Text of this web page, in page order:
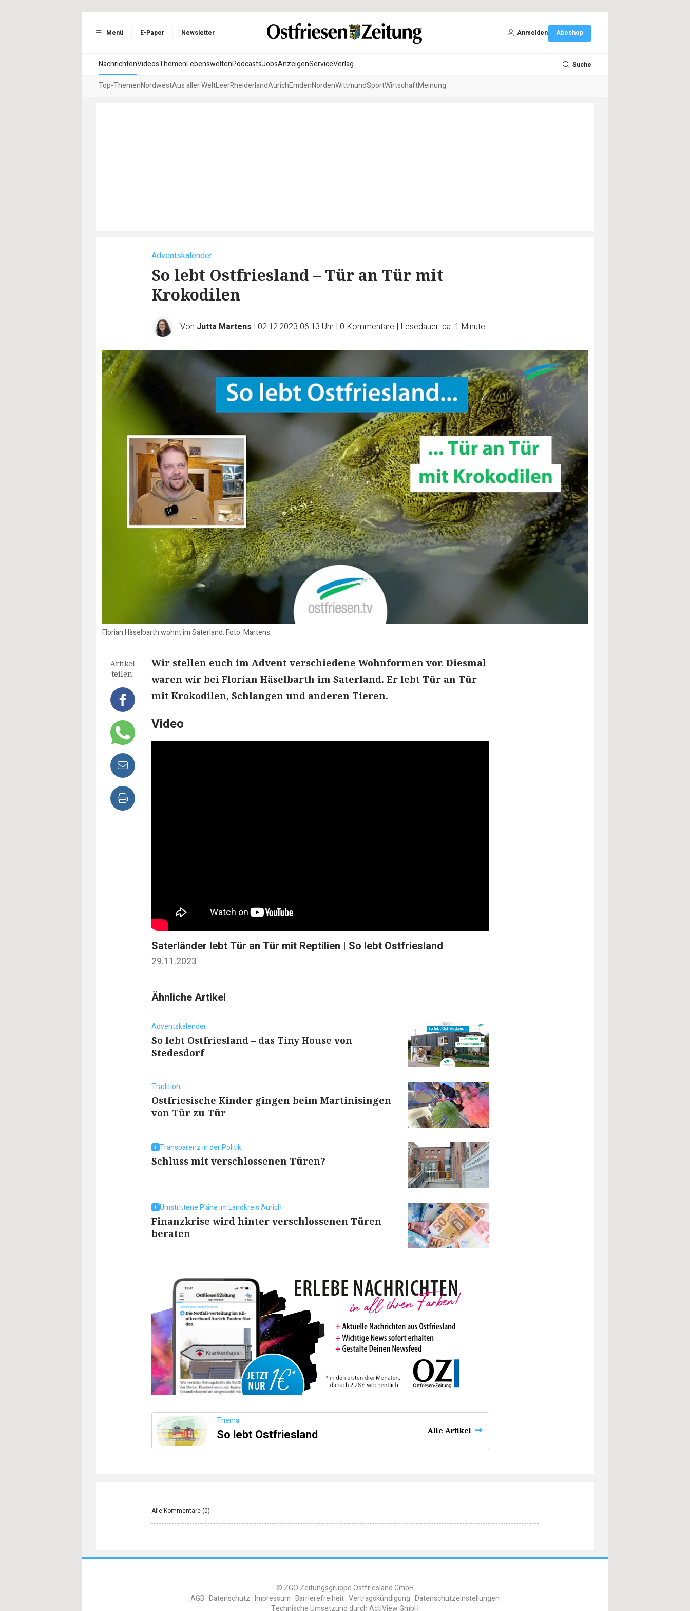
Menü E-Paper Newsletter Anmelden Aboshop
NachrichtenVideosThemenLebensweltenPodcastsJobsAnzeigenServiceVerlag Suche
Top-ThemenNordwestAus aller WeltLeerRheiderlandAurichEmdenNordenWittmundSportWirtschaftMeinung
Adventskalender
So lebt Ostfriesland – Tür an Tür mit
Krokodilen
Von Jutta Martens | 02.12.2023 06:13 Uhr | 0 Kommentare | Lesedauer: ca. 1 Minute
Florian Häselbarth wohnt im Saterland. Foto: Martens
Artikel
teilen:
Wir stellen euch im Advent verschiedene Wohnformen vor. Diesmal
waren wir bei Florian Häselbarth im Saterland. Er lebt Tür an Tür
mit Krokodilen, Schlangen und anderen Tieren.
Video
Saterländer lebt Tür an Tür mit Reptilien | So lebt Ostfriesland
29.11.2023
Ähnliche Artikel
Adventskalender
So lebt Ostfriesland – das Tiny House von
Stedesdorf
Tradition
Ostfriesische Kinder gingen beim Martinisingen
von Tür zu Tür
Transparenz in der Politik
Schluss mit verschlossenen Türen?
Umstrittene Pläne im Landkreis Aurich
Finanzkrise wird hinter verschlossenen Türen
beraten
Thema
So lebt Ostfriesland Alle Artikel
Alle Kommentare (0)
© ZGO Zeitungsgruppe Ostfriesland GmbH
AGB Datenschutz Impressum Barrierefreiheit Vertragskündigung Datenschutzeinstellungen
Technische Umsetzung durchActiView GmbH